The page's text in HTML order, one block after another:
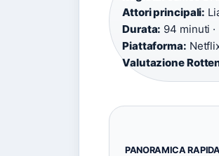
Attori principali:
Durata: 94 minuti ·
Piattaforma:
Valutazione
PANORAMICA